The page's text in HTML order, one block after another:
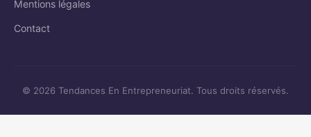
Mentions légales
Contact
© 2026 Tendances En Entrepreneuriat. Tous droits réservés.